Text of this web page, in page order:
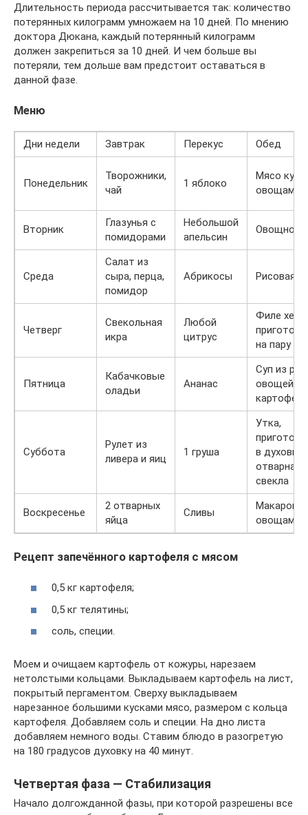
Длительность периода рассчитывается так: количество
потерянных килограмм умножаем на 10 дней. По мнению
доктора Дюкана, каждый потерянный килограмм
должен закрепиться за 10 дней. И чем больше вы
потеряли, тем дольше вам предстоит оставаться в
данной фазе.
Меню
Дни недели Завтрак Перекус Обед
Понедельник
Творожники,
чай
1 яблоко
Мясо
овощами
Вторник
Глазунья с
помидорами
Небольшой
апельсин
Овощное
Среда
Салат из
сыра, перца,
помидор
Абрикосы Рисовая
Четверг
Свекольная
икра
Любой
цитрус
Филе хека,
на пару
Пятница
Кабачковые
оладьи
Ананас
Суп из
овощей и
картофеля
Суббота
Рулет из
ливера и яиц
1 груша
Утка,
в духовке,
отварная
свекла
Воскресенье
2 отварных
яйца
Сливы
Макароны
овощами
Рецепт запечённого картофеля с мясом
0,5 кг картофеля;
0,5 кг телятины;
соль, специи.
Моем и очищаем картофель от кожуры, нарезаем
нетолстыми кольцами. Выкладываем картофель на лист,
покрытый пергаментом. Сверху выкладываем
нарезанное большими кусками мясо, размером с кольца
картофеля. Добавляем соль и специи. На дно листа
добавляем немного воды. Ставим блюдо в разогретую
на 180 градусов духовку на 40 минут.
Четвертая фаза — Стабилизация
Начало долгожданной фазы, при которой разрешены все